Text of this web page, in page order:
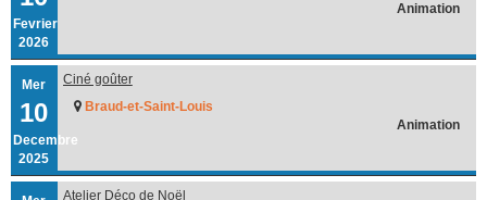
Fevrier
2026
Animation
Mer
10
Decembre
2025
Ciné goûter
Braud-et-Saint-Louis
Animation
Atelier Déco de Noël